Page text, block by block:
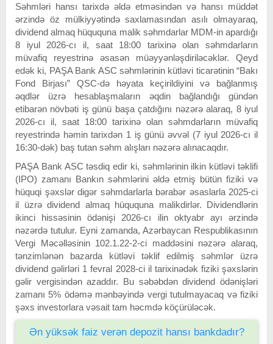
Səhmləri hansı tarixdə əldə etməsindən və hansı müddət
ərzində öz mülkiyyətində saxlamasından asılı olmayaraq,
dividend almaq hüququna malik səhmdarlar MDM-in apardığı
8 iyul 2026-cı il, saat 18:00 tarixinə olan səhmdarların
müvafiq reyestrinə əsasən müəyyənləşdiriləcəklər. Qeyd
edək ki, PAŞA Bank ASC səhmlərinin kütləvi ticarətinin “Bakı
Fond Birjası” QSC-də həyata keçirildiyini və bağlanmış
əqdlər üzrə hesablaşmaların əqdin bağlandığı gündən
etibarən növbəti iş günü başa çatdığını nəzərə alaraq, 8 iyul
2026-cı il, saat 18:00 tarixinə olan səhmdarların müvafiq
reyestrində həmin tarixdən 1 iş günü əvvəl (7 iyul 2026-cı il
16:30-dək) baş tutan səhm alışları nəzərə alınacaqdır.
PAŞA Bank ASC təsdiq edir ki, səhmlərinin ilkin kütləvi təklifi
(IPO) zamanı Bankın səhmlərini əldə etmiş bütün fiziki və
hüquqi şəxslər digər səhmdarlarla bərabər əsaslarla 2025-ci
il üzrə dividend almaq hüququna malikdirlər. Dividendlərin
ikinci hissəsinin ödənişi 2026-cı ilin oktyabr ayı ərzində
nəzərdə tutulur. Eyni zamanda, Azərbaycan Respublikasının
Vergi Məcəlləsinin 102.1.22-2-ci maddəsini nəzərə alaraq,
tənzimlənən bazarda kütləvi təklif edilmiş səhmlər üzrə
dividend gəlirləri 1 fevral 2028-ci il tarixinədək fiziki şəxslərin
gəlir vergisindən azaddır. Bu səbəbdən dividend ödənişləri
zamanı 5% ödəmə mənbəyində vergi tutulmayacaq və fiziki
şəxs investorlara vəsait tam həcmdə köçürüləcək.
Ən yüksək faiz verən depozit hansı bankdadır?